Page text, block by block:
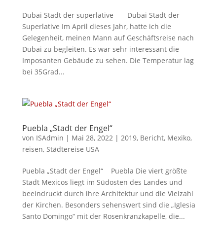
Dubai Stadt der superlative Dubai Stadt der
Superlative Im April dieses Jahr, hatte ich die
Gelegenheit, meinen Mann auf Geschäftsreise nach
Dubai zu begleiten. Es war sehr interessant die
Imposanten Gebäude zu sehen. Die Temperatur lag
bei 35Grad...
Puebla „Stadt der Engel“
von ISAdmin | Mai 28, 2022| 2019, Bericht, Mexiko,
reisen, Städtereise USA
Puebla „Stadt der Engel“ Puebla Die viert größte
Stadt Mexicos liegt im Südosten des Landes und
beeindruckt durch ihre Architektur und die Vielzahl
der Kirchen. Besonders sehenswert sind die „Iglesia
Santo Domingo“ mit der Rosenkranzkapelle, die...